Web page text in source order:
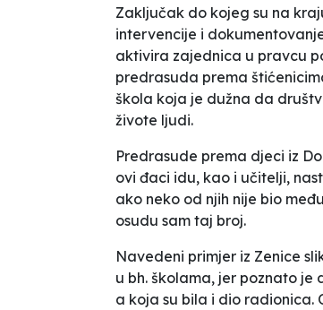
Zaključak do kojeg su na
intervencije i
aktivira zajednica u pravcu
predrasuda prema
škola koja je dužna da
živote ljudi.
Predrasude prema djeci iz
ovi đaci idu, kao i učitelji,
ako neko od njih nije bio
osudu sam taj broj.
Navedeni primjer iz Zenice
u bh. školama, jer poznato
a koja su bila i dio radionica.